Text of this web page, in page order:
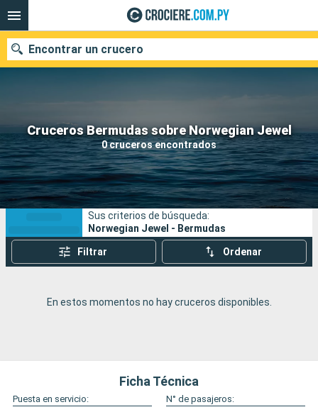
Cruceros Bermudas sobre Norwegian Jewel
0 cruceros encontrados
Encontrar un crucero
Nuestros destinos
Fecha de salida
Puertos Compañías
Buscar
Sus criterios de búsqueda:
Norwegian Jewel - Bermudas
Filtrar Ordenar
En estos momentos no hay cruceros disponibles.
Ficha Técnica
Puesta en servicio:
N° de pasajeros: